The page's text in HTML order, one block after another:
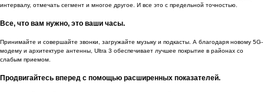
интервалу, отмечать сегмент и многое другое. И все это с предельной точностью.
Все, что вам нужно, это ваши часы.
Принимайте и совершайте звонки, загружайте музыку и подкасты. А благодаря новому 5G-
модему и архитектуре антенны, Ultra 3 обеспечивает лучшее покрытие в районах со
слабым приемом.
Продвигайтесь вперед с помощью расширенных показателей.